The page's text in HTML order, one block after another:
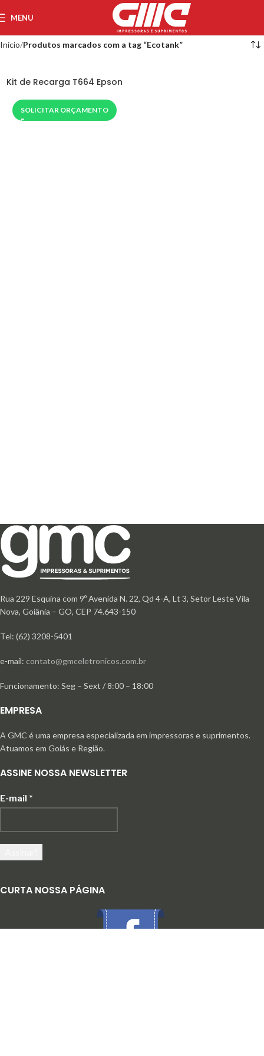
MENU
Início Produtos marcados com a tag “Ecotank”
Kit de Recarga T664 Epson
SOLICITAR ORÇAMENTO
Rua 229 Esquina com 9º Avenida N. 22, Qd 4-A, Lt 3, Setor Leste Vila
Nova, Goiânia – GO, CEP 74.643-150
Tel: (62) 3208-5401
e-mail: contato@gmceletronicos.com.br
Funcionamento: Seg – Sext / 8:00 – 18:00
EMPRESA
A GMC é uma empresa especializada em impressoras e suprimentos.
Atuamos em Goiás e Região.
ASSINE NOSSA NEWSLETTER
E-mail *
CURTA NOSSA PÁGINA